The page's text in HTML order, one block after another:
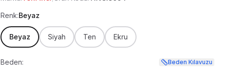
Renk:Beyaz
Beyaz Siyah Ten Ekru
Beden: Beden Kılavuzu